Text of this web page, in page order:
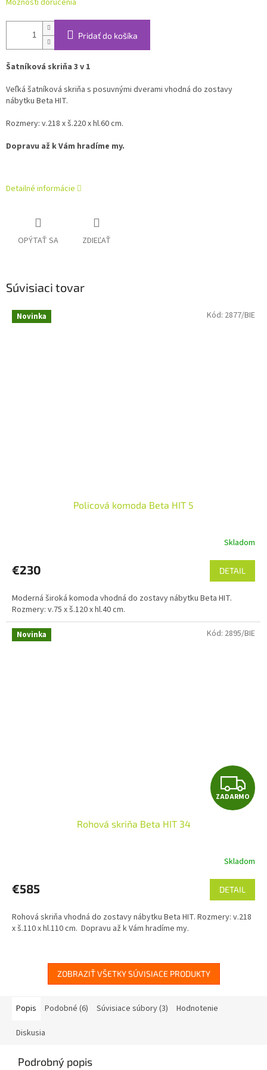
Možnosti doručenia
Pridať do košíka
Šatníková skriňa 3 v 1
Veľká šatníková skriňa s posuvnými dverami vhodná do zostavy
nábytku Beta HIT.
Rozmery: v.218 x š.220 x hl.60 cm.
Dopravu až k Vám hradíme my.
Detailné informácie
OPÝTAŤ SA ZDIEĽAŤ
Súvisiaci tovar
Novinka
Policová komoda Beta HIT 5
Skladom
€230 DETAIL
Moderná široká komoda vhodná do zostavy nábytku Beta HIT.
Rozmery: v.75 x š.120 x hl.40 cm.
Kód: 2877/BIE
Novinka
Z
A
A
R
M
ZADARMO
Rohová skriňa Beta HIT 34
Skladom
€585 DETAIL
Rohová skriňa vhodná do zostavy nábytku Beta HIT. Rozmery: v.218
x š.110 x hl.110 cm. Dopravu až k Vám hradíme my.
Kód: 2895/BIE
ZOBRAZIŤ VŠETKY SÚVISIACE PRODUKTY
Popis Podobné (6) Súvisiace súbory (3) Hodnotenie
Diskusia
Podrobný popis